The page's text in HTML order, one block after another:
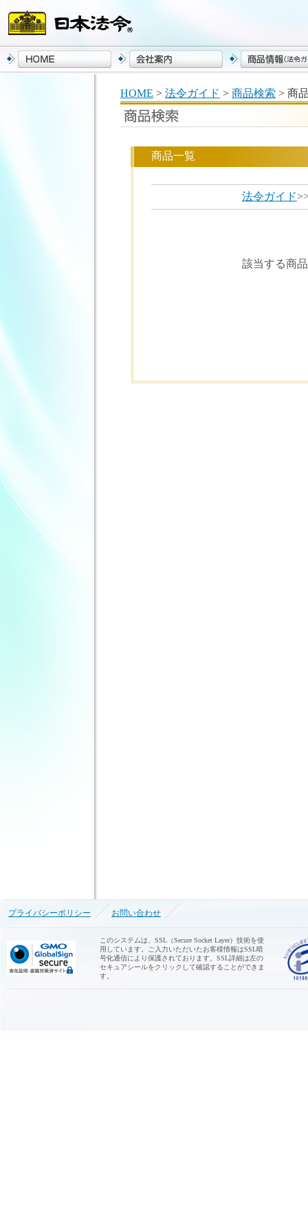
HOME > 法令ガイド > 商品検索 > 商
商品一覧
法令ガイド
該当する商
プライバシーポリシー お問い合わせ
このシステムは、SSL（Secure Socket Layer）技術を使
用しています。ご入力いただいたお客様情報はSSL暗
号化通信により保護されております。SSL詳細は左の
セキュアシールをクリックして確認することができま
す。